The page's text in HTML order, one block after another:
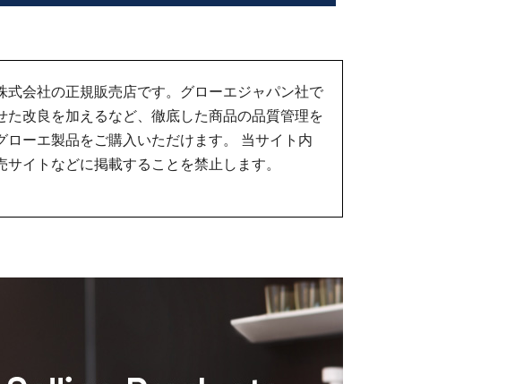
会社の正規販売店です。グローエジャパン社で
改良を加えるなど、徹底した商品の品質管理を
ーエ製品をご購入いただけます。 当サイト内
イトなどに掲載することを禁止します。